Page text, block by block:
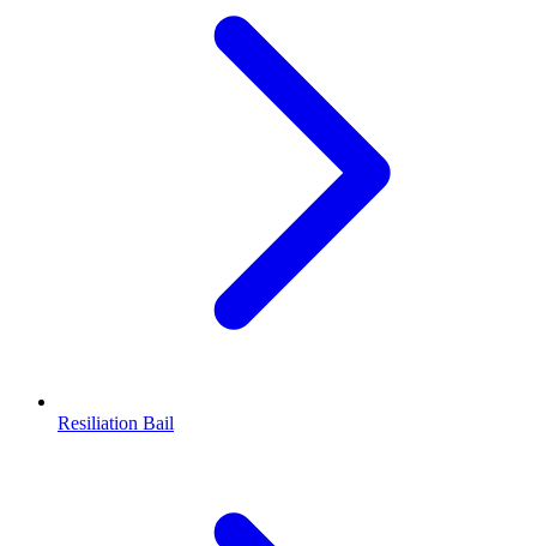
Resiliation Bail